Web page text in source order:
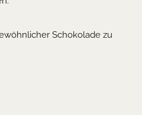
Schokolade zu